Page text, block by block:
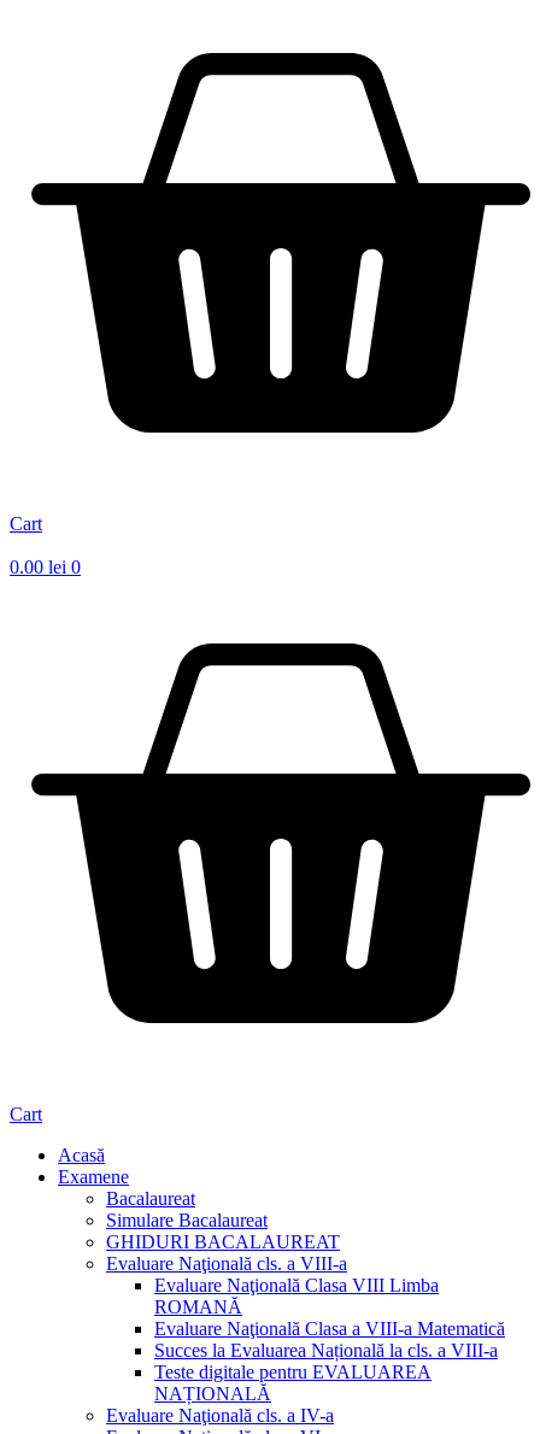
Cart
0.00 lei 0
Cart
Acasă
Examene
Bacalaureat
Simulare Bacalaureat
GHIDURI BACALAUREAT
Evaluare Naţională cls. a VIII-a
Evaluare Naţională Clasa VIII Limba
ROMANĂ
Evaluare Naţională Clasa a VIII-a Matematică
Succes la Evaluarea Națională la cls. a VIII-a
Teste digitale pentru EVALUAREA
NAȚIONALĂ
Evaluare Naţională cls. a IV-a